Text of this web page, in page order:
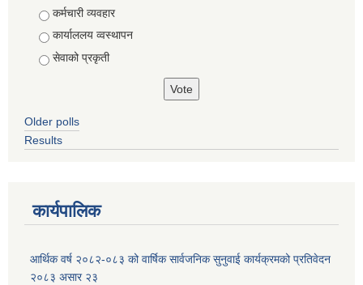
Choices
कर्मचारी व्यवहार
कार्याललय व्वस्थापन
सेवाको प्रकृती
Older polls
Results
कार्यपालिक
आर्थिक वर्ष २०८२-०८३ को वार्षिक सार्वजनिक सुनुवाई कार्यक्रमको प्रतिवेदन
२०८३ असार २३